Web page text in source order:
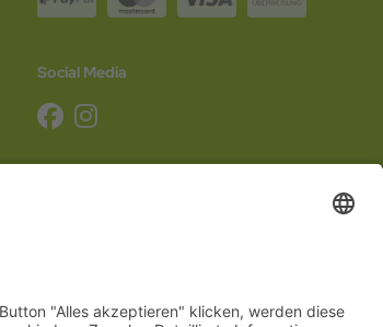
Social Media
,Mainz,SaarbrückenoderDresden,Magdeburgund Erfurt.